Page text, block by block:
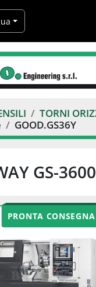
TORNI
GOOD.GS36Y
GS-
PRONTA CONSEGNA